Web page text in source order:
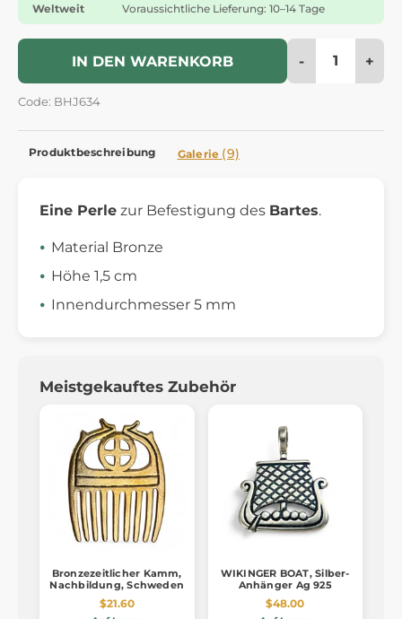
Weltweit
Voraussichtliche Lieferung: 10–14 Tage
IN DEN WARENKORB - +
Code: BHJ634
Produktbeschreibung Galerie (9)
Eine Perle zur Befestigung des Bartes.
Material Bronze
Höhe 1,5 cm
Innendurchmesser 5 mm
Meistgekauftes Zubehör
Bronzezeitlicher Kamm,
Nachbildung, Schweden
$21.60
WIKINGER BOAT, Silber-
Anhänger Ag 925
$48.00